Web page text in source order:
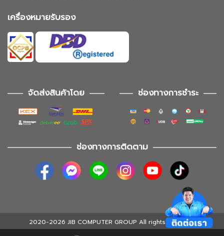
เครื่องหมายรับรอง
จัดส่งสินค้าโดย ช่องทางการชำระ
ช่องทางการติดตาม
2020-2026 JIB COMPUTER GROUP All rights reserved